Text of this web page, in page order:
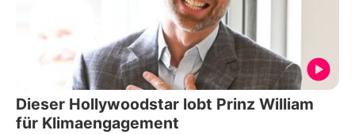
Dieser Hollywoodstar lobt Prinz William
für Klimaengagement